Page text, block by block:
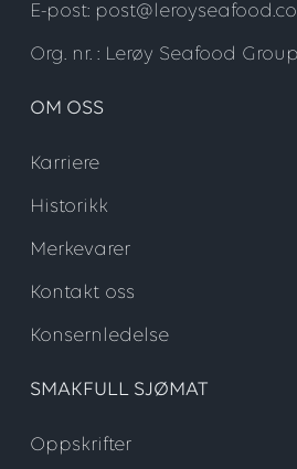
E-post:
Org. nr. : Lerøy Seafood
OM OSS
Karriere
Historikk
Merkevarer
Kontakt oss
Konsernledelse
SMAKFULL SJØMAT
Oppskrifter